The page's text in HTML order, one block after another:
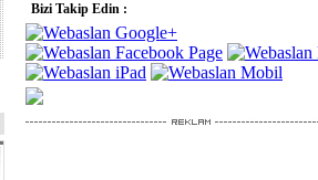
Bizi Takip Edin :